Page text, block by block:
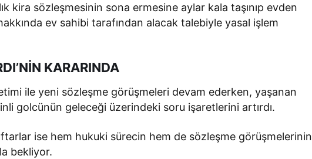
kira sözleşmesinin sona ermesine aylar kala taşınıp evden
ev sahibi tarafından alacak talebiyle yasal işlem
KARARINDA
ile yeni sözleşme görüşmeleri devam ederken, yaşanan
golcünün geleceği üzerindeki soru işaretlerini artırdı.
ise hem hukuki sürecin hem de sözleşme görüşmelerinin
bekliyor.